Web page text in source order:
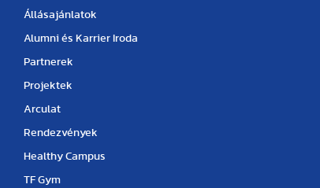
Állásajánlatok
Alumni és Karrier Iroda
Partnerek
Projektek
Arculat
Rendezvények
Healthy Campus
TF Gym